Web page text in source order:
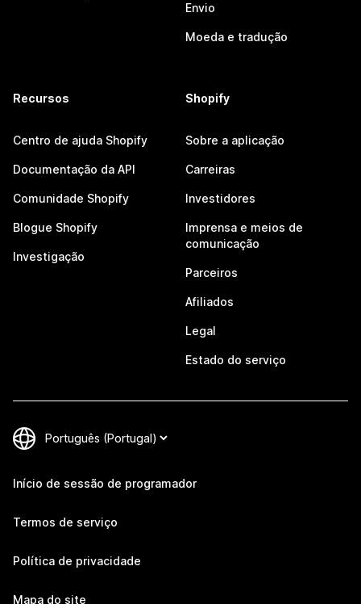
Envio
Moeda e tradução
Recursos
Centro de ajuda Shopify
Documentação da API
Comunidade Shopify
Blogue Shopify
Investigação
Shopify
Sobre a aplicação
Carreiras
Investidores
Imprensa e meios de
comunicação
Parceiros
Afiliados
Legal
Estado do serviço
Início de sessão de programador
Termos de serviço
Política de privacidade
Mapa do site